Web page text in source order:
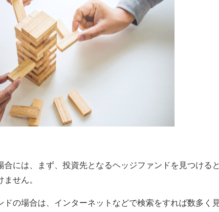
には、まず、投資先となるヘッジファンドを見つけると
せん。
の場合は、インターネットなどで検索をすれば数多く